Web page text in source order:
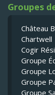
Groupes
Château
Chartwell
Cogir
Groupe
Groupe
Groupe
Groupe